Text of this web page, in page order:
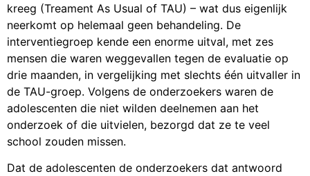
kreeg (Treament As Usual of TAU) – wat dus eigenlijk
neerkomt op helemaal geen behandeling. De
interventiegroep kende een enorme uitval, met zes
mensen die waren weggevallen tegen de evaluatie op
drie maanden, in vergelijking met slechts één uitvaller in
de TAU-groep. Volgens de onderzoekers waren de
adolescenten die niet wilden deelnemen aan het
onderzoek of die uitvielen, bezorgd dat ze te veel
school zouden missen.
Dat de adolescenten de onderzoekers dat antwoord